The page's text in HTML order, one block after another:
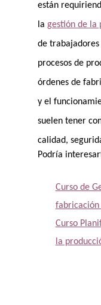
están
la gestión de la
de
procesos de
órdenes de
y el
suelen tener
calidad,
Podría
Curso de
fabricación
Curso
la